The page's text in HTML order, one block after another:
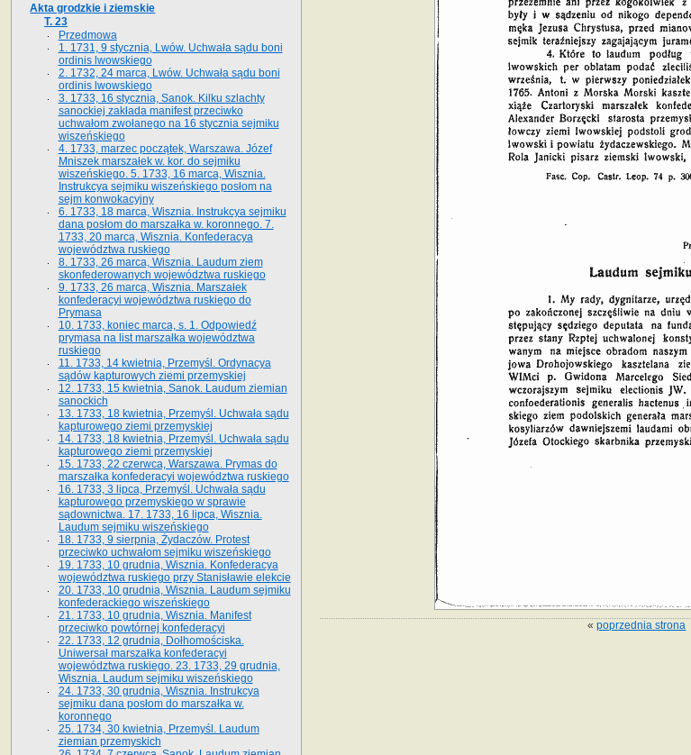
«poprzednia strona
Akta grodzkie i ziemskie
T. 23
Przedmowa
1. 1731, 9 stycznia, Lwów. Uchwała sądu boni
ordinis lwowskiego
2. 1732, 24 marca, Lwów. Uchwała sądu boni
ordinis lwowskiego
3. 1733, 16 stycznia, Sanok. Kilku szlachty
sanockiej zakłada manifest przeciwko
uchwałom zwołanego na 16 stycz­nia sejmiku
wiszeńskiego
4. 1733, marzec początek, Warszawa. Józef
Mniszek marszałek w. kor. do sejmiku
wiszeńskiego. 5. 1733, 16 marca, Wisznia.
Instrukcya sejmiku wiszeńskiego posłom na
sejm konwokacyjny
6. 1733, 18 marca, Wisznia. Instrukcya sejmiku
dana posłom do marszałka w. koronnego. 7.
1733, 20 marca, Wisznia. Konfederacya
województwa ruskiego
8. 1733, 26 marca, Wisznia. Laudum ziem
skonfederowanych województwa ruskiego
9. 1733, 26 marca, Wisznia. Marszałek
konfederacyi województwa ruskiego do
Prymasa
10. 1733, koniec marca, s. 1. Odpowiedź
prymasa na list marszałka województwa
ruskiego
11. 1733, 14 kwietnia, Przemyśl. Ordynacya
sądów kapturowych ziemi przemyskiej
12. 1733, 15 kwietnia, Sanok. Laudum ziemian
sanockich
13. 1733, 18 kwietnia, Przemyśl. Uchwała sądu
kapturowego ziemi przemyskiej
14. 1733, 18 kwietnia, Przemyśl. Uchwała sądu
kapturowego ziemi przemyskiej
15. 1733, 22 czerwca, Warszawa. Prymas do
marszałka konfederacyi województwa ruskiego
16. 1733, 3 lipca, Przemyśl. Uchwała sądu
kapturowego przemyskiego w sprawie
sądownictwa. 17. 1733, 16 lipca, Wisznia.
Laudum sejmiku wiszeńskiego
18. 1733, 9 sierpnia, Żydaczów. Protest
przeciwko uchwałom sejmiku wiszeńskiego
19. 1733, 10 grudnia, Wisznia. Konfederacya
województwa ruskiego przy Stanisławie elekcie
20. 1733, 10 grudnia, Wisznia. Laudum sejmiku
konfederackiego wiszeńskiego
21. 1733, 10 grudnia, Wisznia. Manifest
przeciwko powtórnej konfederacyi
22. 1733, 12 grudnia, Dołhomościska.
Uniwersał marszałka konfederacyi
województwa ruskiego. 23. 1733, 29 grudnia,
Wisznia. Laudum sejmiku wiszeńskiego
24. 1733, 30 grudnia, Wisznia. Instrukcya
sejmiku dana posłom do marszałka w.
koronnego
25. 1734, 30 kwietnia, Przemyśl. Laudum
ziemian przemyskich